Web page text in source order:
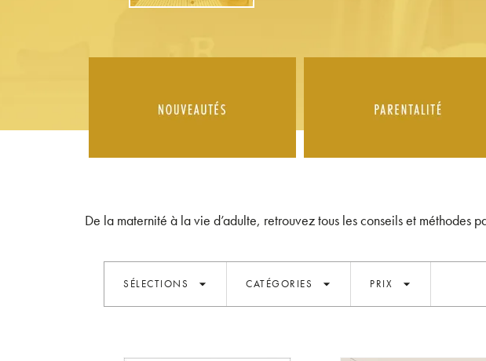
De la maternité à la vie d’adulte, retrouvez tous les conseils et méthodes
SÉLECTIONS arrow_drop_down CATÉGORIES arrow_drop_down PRIX arrow_drop_down